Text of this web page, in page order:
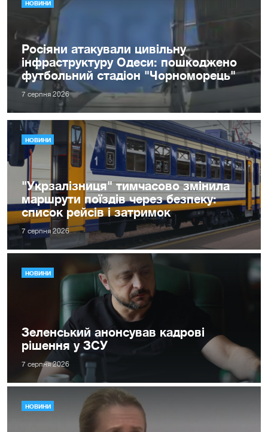
НОВИНИ
Росіяни атакували цивільну
інфраструктуру Одеси: пошкоджено
футбольний стадіон "Чорноморець"
7 серпня 2026
НОВИНИ
"Укрзалізниця" тимчасово змінила
маршрути поїздів через безпеку:
список рейсів і затримок
7 серпня 2026
НОВИНИ
Зеленський анонсував кадрові
рішення у ЗСУ
7 серпня 2026
НОВИНИ